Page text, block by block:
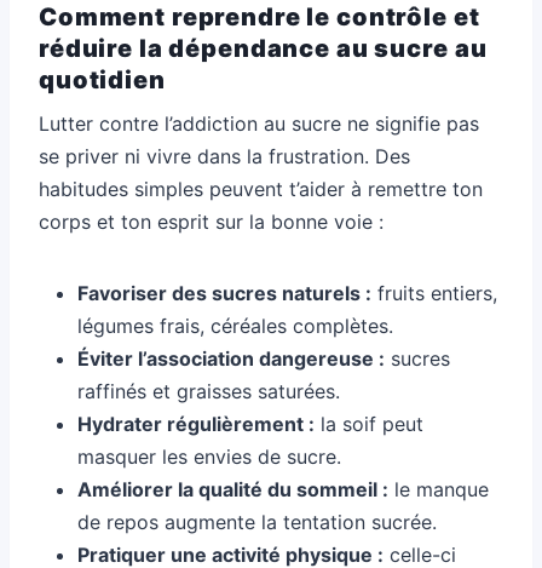
Comment reprendre le contrôle et
réduire la dépendance au sucre au
quotidien
Lutter contre l’addiction au sucre ne signifie pas
se priver ni vivre dans la frustration. Des
habitudes simples peuvent t’aider à remettre ton
corps et ton esprit sur la bonne voie :
Favoriser des sucres naturels : fruits entiers,
légumes frais, céréales complètes.
Éviter l’association dangereuse : sucres
raffinés et graisses saturées.
Hydrater régulièrement : la soif peut
masquer les envies de sucre.
Améliorer la qualité du sommeil : le manque
de repos augmente la tentation sucrée.
Pratiquer une activité physique : celle-ci